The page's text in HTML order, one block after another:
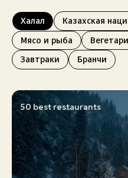
Халал Казахская
Мясо и рыба
Завтраки Бранчи
50 best restaurants